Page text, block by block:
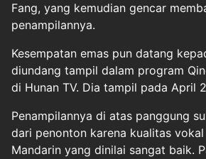
Fang, yang kemudian gencar
penampilannya.
Kesempatan emas pun datang
diundang tampil dalam program
di Hunan TV. Dia tampil pada April
Penampilannya di atas panggung
dari penonton karena kualitas
Mandarin yang dinilai sangat baik.